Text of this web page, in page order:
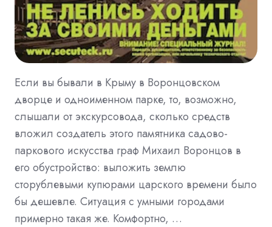
Если вы бывали в Крыму в Воронцовском
дворце и одноименном парке, то, возможно,
слышали от экскурсовода, сколько средств
вложил создатель этого памятника садово-
паркового искусства граф Михаил Воронцов в
его обустройство: выложить землю
сторублевыми купюрами царского времени было
бы дешевле. Ситуация с умными городами
примерно такая же. Комфортно, …